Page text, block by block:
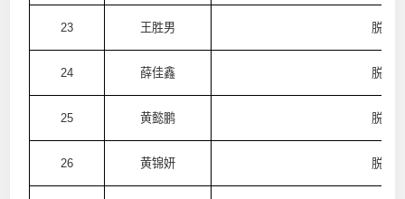
23 王胜男 脱普
24 薛佳鑫 脱普
25 黄懿鹏 脱普
26 黄锦妍 脱普